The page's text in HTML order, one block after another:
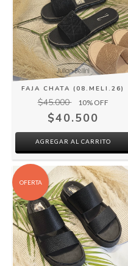
FAJA CHATA (08.MELI.26)
$45.000 10% OFF
$40.500
AGREGAR AL CARRITO
OFERTA